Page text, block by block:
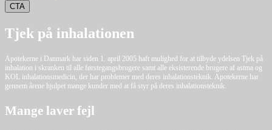
CTA
Tjek på inhalationen
Apotekerne i Danmark har siden 1. april 2005 haft mulighed for at tilbyde ydelsen Tjek på
inhalation i skranken til alle førstegangsbrugere samt alle eksisterende brugere af astma og
KOL inhalationsmedicin, der har problemer med deres inhalationsteknik. Apotekerne har
gennem årene hjulpet mange kunder med at få styr på deres inhalationsteknik.
Mange laver fejl